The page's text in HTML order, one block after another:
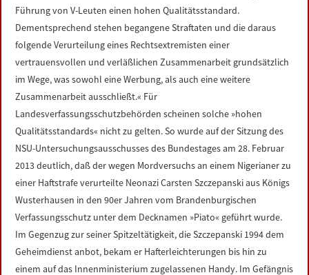
Führung von V-Leuten einen hohen Qualitätsstandard.
Dementsprechend stehen begangene Straftaten und die daraus
folgende Verurteilung eines Rechtsextremisten einer
vertrauensvollen und verläßlichen Zusammenarbeit grundsätzlich
im Wege, was sowohl eine Werbung, als auch eine weitere
Zusammenarbeit ausschließt.« Für
Landesverfassungsschutzbehörden scheinen solche »hohen
Qualitätsstandards« nicht zu gelten. So wurde auf der Sitzung des
NSU-Untersuchungsausschusses des Bundestages am 28. Februar
2013 deutlich, daß der wegen Mordversuchs an einem Nigerianer zu
einer Haftstrafe verurteilte Neonazi Carsten Szczepanski aus Königs
Wusterhausen in den 90er Jahren vom Brandenburgischen
Verfassungsschutz unter dem Decknamen »Piato« geführt wurde.
Im Gegenzug zur seiner Spitzeltätigkeit, die Szczepanski 1994 dem
Geheimdienst anbot, bekam er Hafterleichterungen bis hin zu
einem auf das Innenministerium zugelassenen Handy. Im Gefängnis